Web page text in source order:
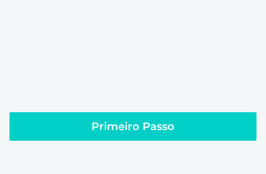
Primeiro Passo